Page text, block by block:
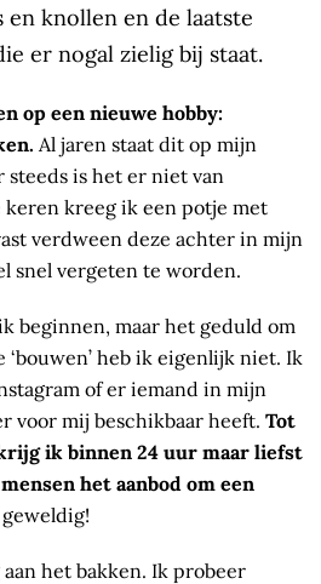
knollen en de laatste
er nogal zielig bij staat.
op een nieuwe hobby:
Al jaren staat dit op mijn
steeds is het er niet van
keren kreeg ik een potje met
verdween deze achter in mijn
snel vergeten te worden.
beginnen, maar het geduld om
heb ik eigenlijk niet. Ik
of er iemand in mijn
voor mij beschikbaar heeft. Tot
ik binnen 24 uur maar liefst
het aanbod om een
het bakken. Ik probeer